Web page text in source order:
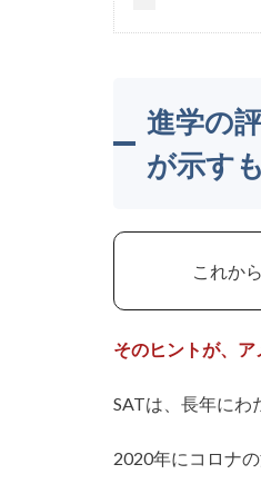
進学の
が示す
これか
そのヒントが、ア
SATは、長年にわ
2020年にコロナ